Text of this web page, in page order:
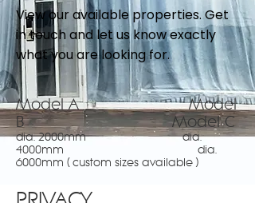
Model A Model
B Model C
dia. 2000mm dia.
4000mm dia.
6000mm ( custom sizes available )
View our available properties. Get
in touch and let us know exactly
what you are looking for.